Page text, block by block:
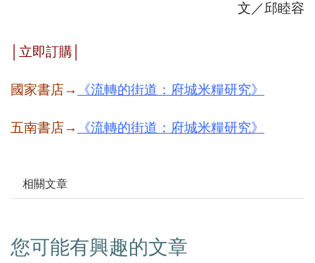
文／邱睦容
立即訂購
國家書店→ 《流轉的街道：府城米糧研究》
五南書店→ 《流轉的街道：府城米糧研究》
相關文章
您可能有興趣的文章